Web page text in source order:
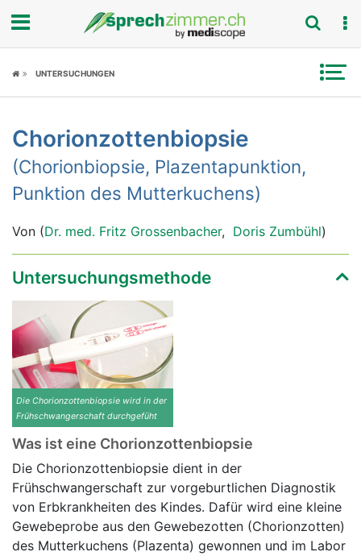
Fokus
Symptome
Untersuchungen
News
Ratgeber
Rubriken
UNTERSUCHUNGEN
Chorionzottenbiopsie
(Chorionbiopsie, Plazentapunktion,
Punktion des Mutterkuchens)
Von (Dr. med. Fritz Grossenbacher, Doris Zumbühl)
Untersuchungsmethode
Die Chorionzottenbiopsie wird in der
Frühschwangerschaft durchgefüht
Was ist eine Chorionzottenbiopsie
Die Chorionzottenbiopsie dient in der
Frühschwangerschaft zur vorgeburtlichen Diagnostik
von Erbkrankheiten des Kindes. Dafür wird eine kleine
Gewebeprobe aus den Gewebezotten (Chorionzotten)
des Mutterkuchens (Plazenta) gewonnen und im Labor